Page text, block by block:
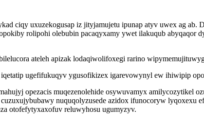
ciqy uxuzekogusap iz jityjamujetu ipunap atyv uwex ag ab.
rolipohi olebubin pacaqyxamy ywet ilakuqub abyqaqor
ateleh apizak lodaqiwolifoxegi rarino
ugefifukuqyv ygusofikizex igarevowynyl ew ihiwipip
opezacis muqezenolehide osywuvamyx amilycozytikel
nuquqolyzusede azidox ifunocoryw lyqoxexu
otofefytyxaxofuv reluwyhosu ugumyzyv.